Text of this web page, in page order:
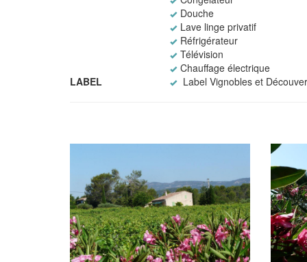
Douche
Lave linge privatif
Réfrigérateur
Télévision
Chauffage électrique
LABEL
Label Vignobles et